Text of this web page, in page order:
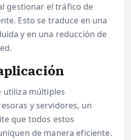
gestionar el tráfico de
Esto se traduce en una
y en una reducción de
utiliza múltiples
y servidores, un
que todos estos
de manera eficiente.